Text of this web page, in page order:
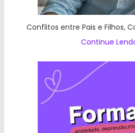
Conflitos entre Pais e Filhos,
Continue